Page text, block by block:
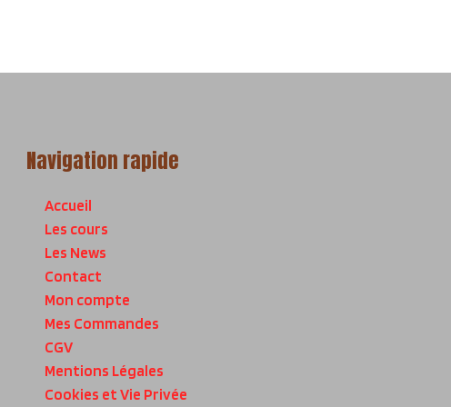
Navigation rapide
Accueil
Les cours
Les News
Contact
Mon compte
Mes Commandes
CGV
Mentions Légales
Cookies et Vie Privée